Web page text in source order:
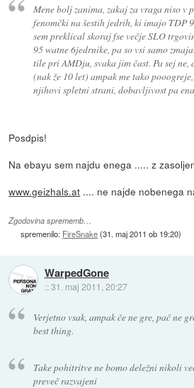
Mene bolj zanima, zakaj za vraga niso v
fenomčki na šestih jedrih, ki imajo TDP
sem preklical skoraj fse večje SLO
95 watne 6jedrnike, pa so vsi samo
tile pri AMDju, svaka jim čast. Pa sej ne,
(nak že 10 let) ampak me tako
njihovi spletni strani, dobavljivost pa
Posdpis!
Na ebayu sem najdu enega ..... z
www.geizhals.at .... ne najde nobenega
Zgodovina sprememb…
spremenilo: FireSnake(31. maj 2011 ob 19:20)
WarpedGone
::31. maj 2011, 20:27
Verjetno vsak, ampak če ne gre, pač ne
best thing.
Take pohitritve ne bomo deležni nikoli
preveč razvajeni